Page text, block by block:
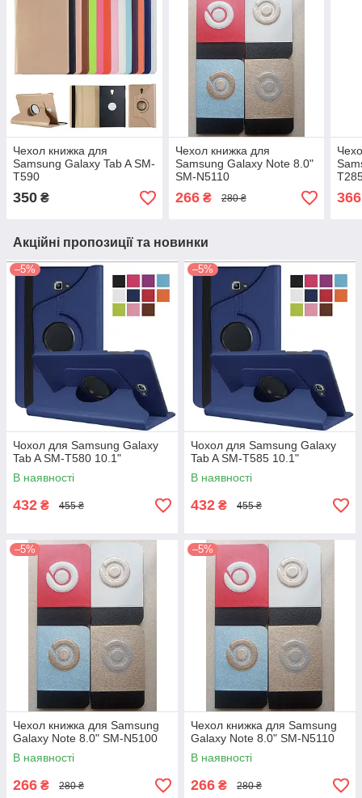
Чехол книжка для
Samsung Galaxy Tab A SM-
T590
350 ₴
Чехол книжка для
Samsung Galaxy Note 8.0"
SM-N5110
266₴ 280 ₴ 366
Акційні пропозиції та новинки
–5%
Чохол для Samsung Galaxy
Tab A SM-T580 10.1"
В наявності
432 ₴ 455 ₴
–5%
Чохол для Samsung Galaxy
Tab A SM-T585 10.1"
В наявності
432 ₴ 455 ₴
–5%
Чехол книжка для Samsung
Galaxy Note 8.0" SM-N5100
В наявності
266 ₴ 280 ₴
–5%
Чехол книжка для Samsung
Galaxy Note 8.0" SM-N5110
В наявності
266 ₴ 280 ₴